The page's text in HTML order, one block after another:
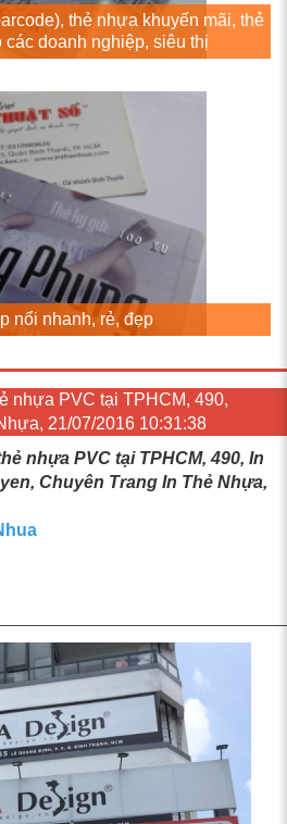
thẻ nhựa khuyến mãi, thẻ
các doanh nghiệp, siêu thị
nổi nhanh, rẻ, đẹp
nhựa PVC tại TPHCM, 490,
21/07/2016 10:31:38
nhựa PVC tại TPHCM, 490, In
Chuyên Trang In Thẻ Nhựa,